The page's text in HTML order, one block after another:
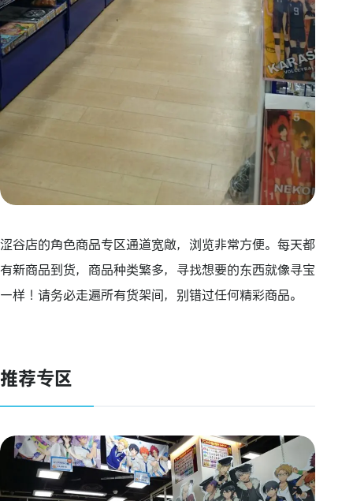
涩谷店的角色商品专区通道宽敞，浏览非常方便。每天都
有新商品到货，商品种类繁多，寻找想要的东西就像寻宝
一样！请务必走遍所有货架间，别错过任何精彩商品。
推荐专区